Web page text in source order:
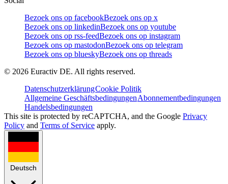
Bezoek ons op facebookBezoek ons op x
Bezoek ons op linkedinBezoek ons op youtube
Bezoek ons op rss-feedBezoek ons op instagram
Bezoek ons op mastodonBezoek ons op telegram
Bezoek ons op blueskyBezoek ons op threads
© 2026 Euractiv DE. All rights reserved.
DatenschutzerklärungCookie Politik
Allgemeine GeschäftsbedingungenAbonnementbedingungen
Handelsbedingungen
This site is protected by reCAPTCHA, and the Google Privacy
Policy and Terms of Service apply.
Deutsch